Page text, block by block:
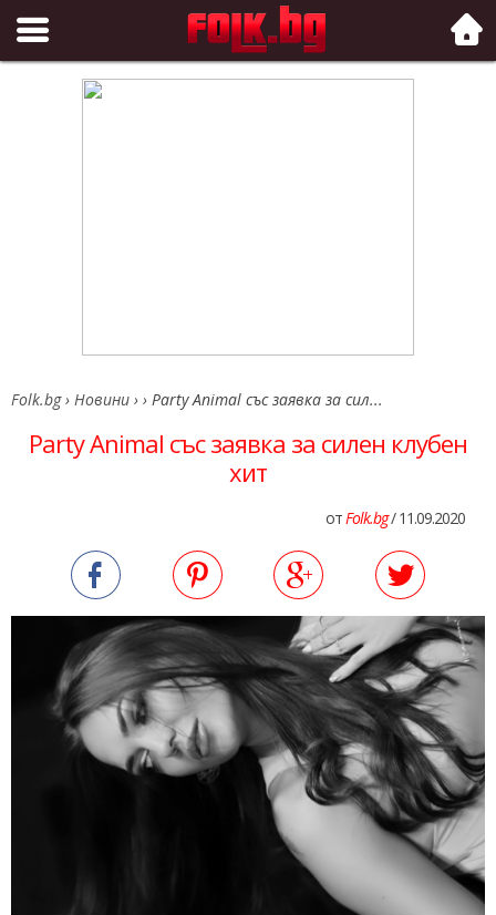
Folk.bg
Folk.bg › Новини › › Party Animal със заявка за сил...
Party Animal със заявка за силен клубен
хит
отFolk.bg/ 11.09.2020